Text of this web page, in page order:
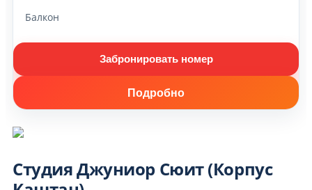
Балкон
Забронировать номер
Подробно
Студия Джуниор Сюит (Корпус